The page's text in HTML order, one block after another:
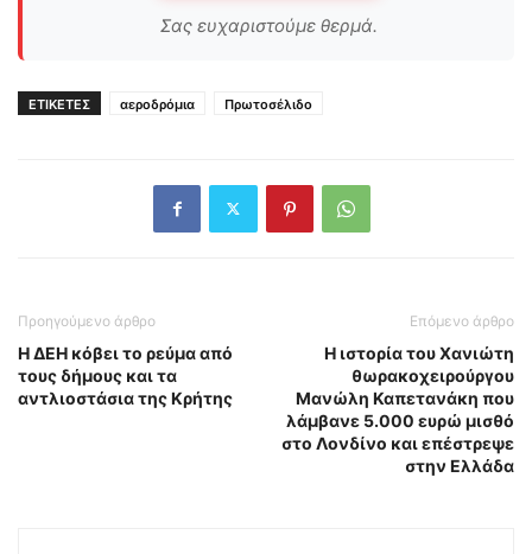
Σας ευχαριστούμε θερμά.
ΕΤΙΚΕΤΕΣ αεροδρόμια Πρωτοσέλιδο
Προηγούμενο άρθρο
Η ΔΕΗ κόβει το ρεύμα από
τους δήμους και τα
αντλιοστάσια της Κρήτης
Επόμενο άρθρο
H ιστορία του Χανιώτη
θωρακοχειρούργου
Μανώλη Καπετανάκη που
λάμβανε 5.000 ευρώ μισθό
στο Λονδίνο και επέστρεψε
στην Ελλάδα